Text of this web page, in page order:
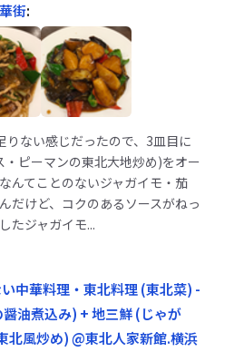
街:
りない感じだったので、3皿目に
・ピーマンの東北大地炒め)をオー
んてことのないジャガイモ・茄
だけど、コクのあるソースがねっ
たジャガイモ...
中華料理・東北料理 (東北菜) -
油煮込み) + 地三鮮 (じゃが
北風炒め) @東北人家新館.横浜